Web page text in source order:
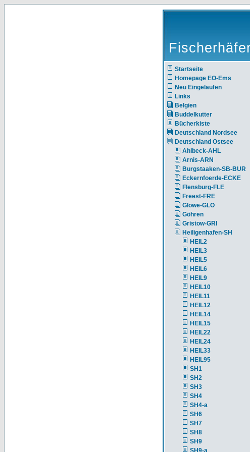
Startseite
Homepage EO-Ems
Neu Eingelaufen
Links
Belgien
Buddelkutter
Bücherkiste
Deutschland Nordsee
Deutschland Ostsee
Ahlbeck-AHL
Arnis-ARN
Burgstaaken-SB-BUR
Eckernfoerde-ECKE
Flensburg-FLE
Freest-FRE
Glowe-GLO
Göhren
Gristow-GRI
Heiligenhafen-SH
HEIL2
HEIL3
HEIL5
HEIL6
HEIL9
HEIL10
HEIL11
HEIL12
HEIL14
HEIL15
HEIL22
HEIL24
HEIL33
HEIL95
SH1
SH2
SH3
SH4
SH4-a
SH6
SH7
SH8
SH9
SH9-a